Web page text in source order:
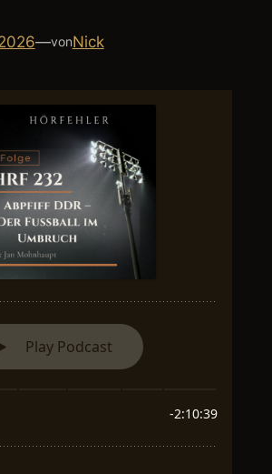
—vonNick